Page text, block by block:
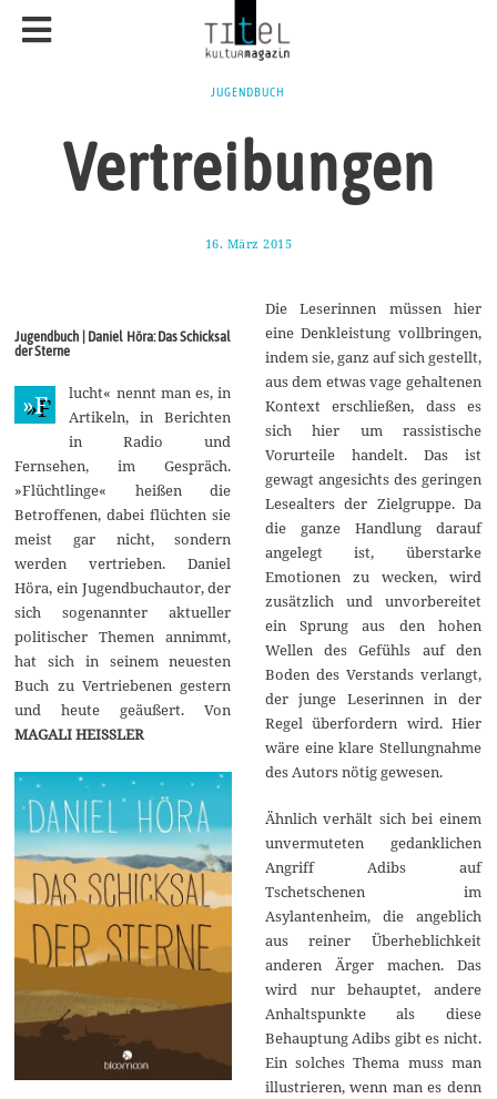
JUGENDBUCH
Vertreibungen
16. März 2015
b
e
r
2
0
Jugendbuch | Daniel Höra: Das Schicksal
der Sterne
»F
lucht« nennt man es, in
Artikeln, in Berichten
in Radio und
Fernsehen, im Gespräch.
»Flüchtlinge« heißen die
Betroffenen, dabei flüchten sie
meist gar nicht, sondern
werden vertrieben. Daniel
Höra, ein Jugendbuchautor, der
sich sogenannter aktueller
politischer Themen annimmt,
hat sich in seinem neuesten
Buch zu Vertriebenen gestern
und heute geäußert. Von
MAGALI HEISSLER
Die Leserinnen müssen hier
eine Denkleistung vollbringen,
indem sie, ganz auf sich gestellt,
aus dem etwas vage gehaltenen
Kontext erschließen, dass es
sich hier um rassistische
Vorurteile handelt. Das ist
gewagt angesichts des geringen
Lesealters der Zielgruppe. Da
die ganze Handlung darauf
angelegt ist, überstarke
Emotionen zu wecken, wird
zusätzlich und unvorbereitet
ein Sprung aus den hohen
Wellen des Gefühls auf den
Boden des Verstands verlangt,
der junge Leserinnen in der
Regel überfordern wird. Hier
wäre eine klare Stellungnahme
des Autors nötig gewesen.
Ähnlich verhält sich bei einem
unvermuteten gedanklichen
Angriff Adibs auf
Tschetschenen im
Asylantenheim, die angeblich
aus reiner Überheblichkeit
anderen Ärger machen. Das
wird nur behauptet, andere
Anhaltspunkte als diese
Behauptung Adibs gibt es nicht.
Ein solches Thema muss man
illustrieren, wenn man es denn